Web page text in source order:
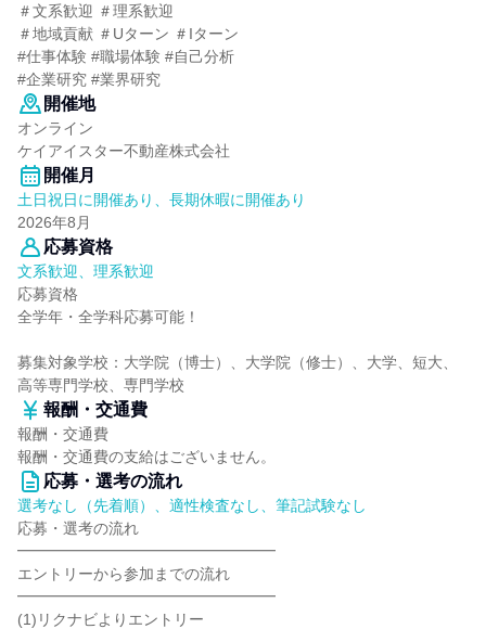
＃文系歓迎 ＃理系歓迎
＃地域貢献 ＃Uターン ＃Iターン
#仕事体験 #職場体験 #自己分析
#企業研究 #業界研究
開催地
オンライン
ケイアイスター不動産株式会社
開催月
土日祝日に開催あり、長期休暇に開催あり
2026年8月
応募資格
文系歓迎、理系歓迎
応募資格
全学年・全学科応募可能！
募集対象学校：大学院（博士）、大学院（修士）、大学、短大、
高等専門学校、専門学校
報酬・交通費
報酬・交通費
報酬・交通費の支給はございません。
応募・選考の流れ
選考なし（先着順）、適性検査なし、筆記試験なし
応募・選考の流れ
━━━━━━━━━━━━━━━━━
エントリーから参加までの流れ
━━━━━━━━━━━━━━━━━
(1)リクナビよりエントリー